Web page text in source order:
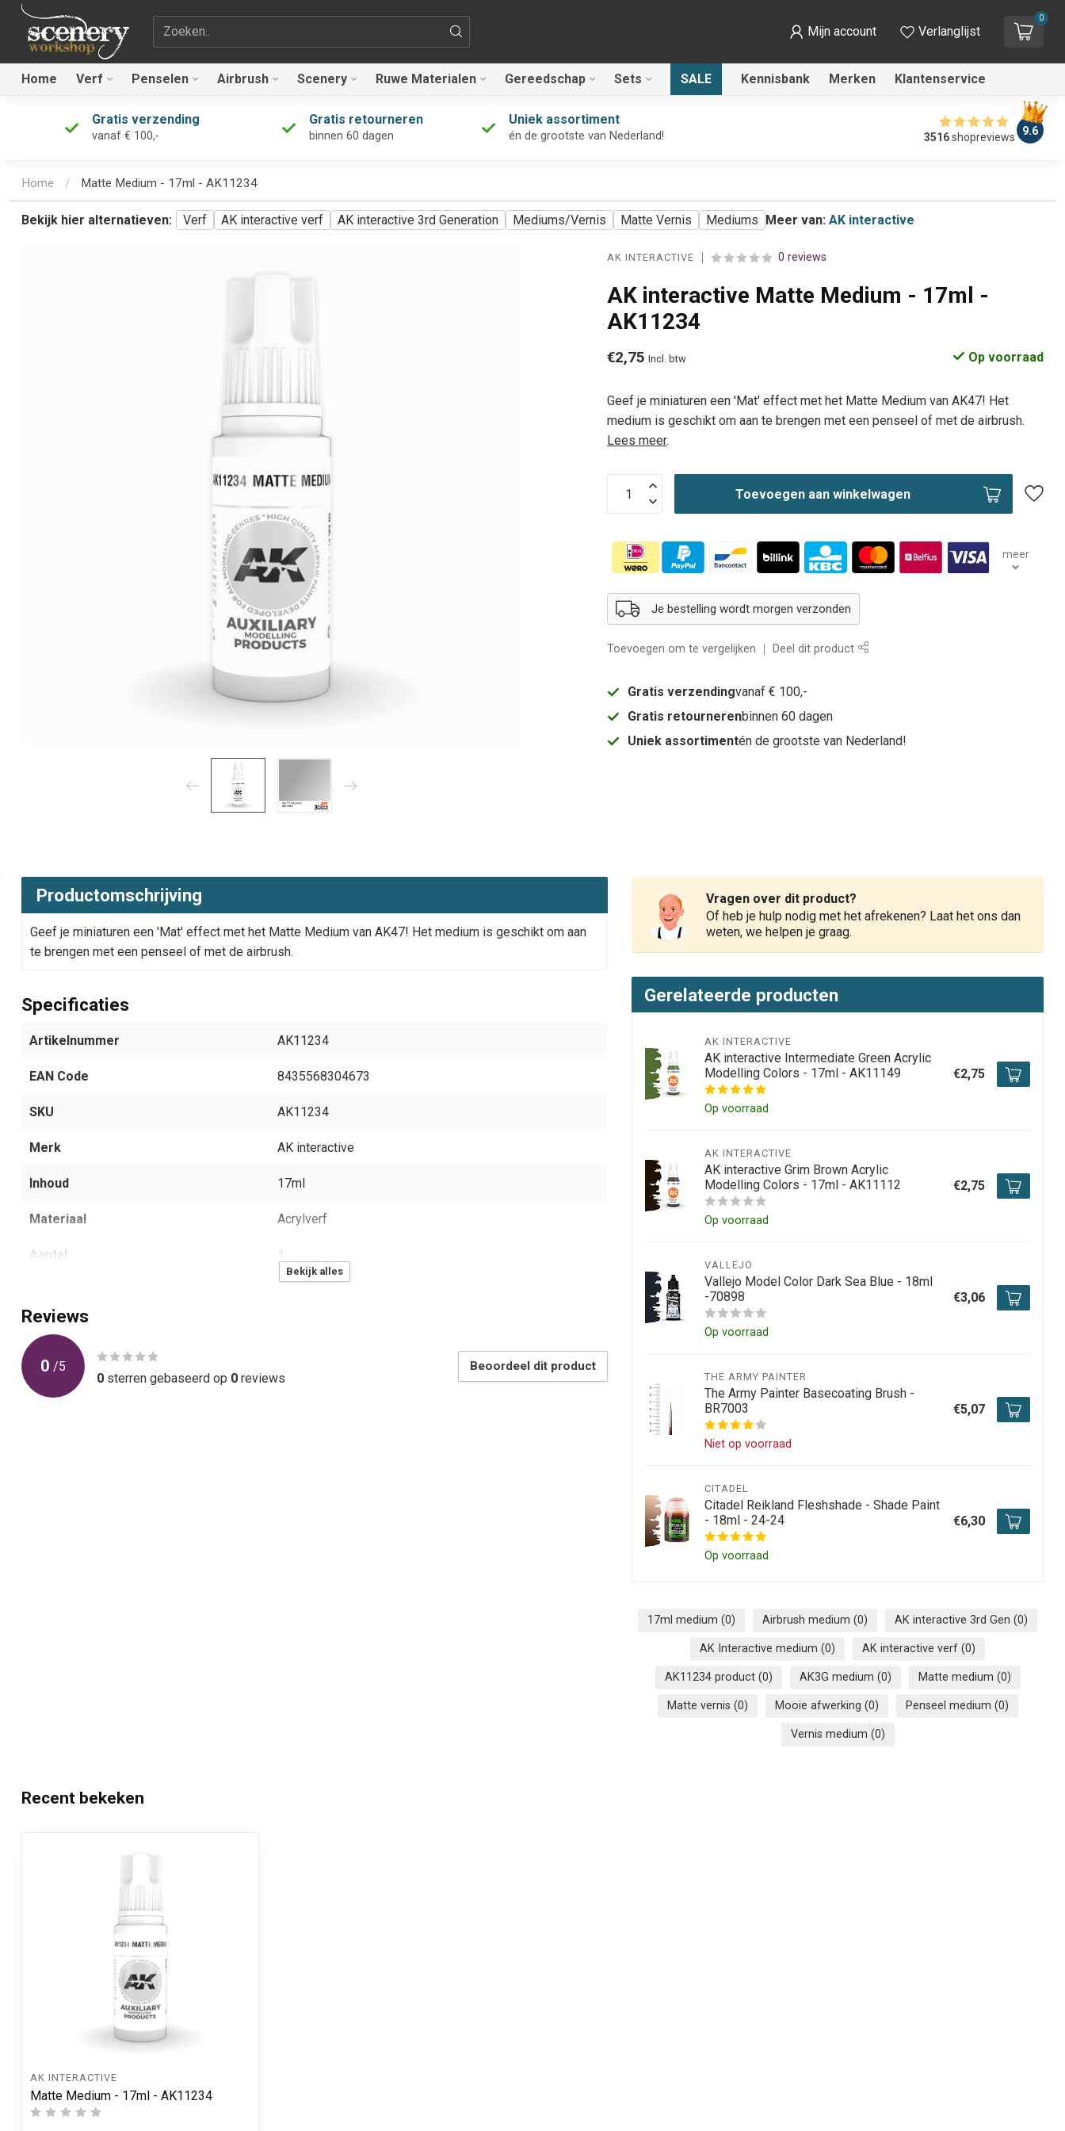
Zoekterm Mijn account Verlanglijst
0
Home Verf Penselen Airbrush Scenery Ruwe Materialen Gereedschap Sets SALE Kennisbank Merken Klantenservice
Gratis verzending
vanaf € 100,-
Gratis retourneren
binnen 60 dagen
Uniek assortiment
én de grootste van Nederland! 3516shopreviews 9.6
Home / Matte Medium - 17ml - AK11234
Bekijk hier alternatieven: Verf AK interactive verf AK interactive 3rd Generation Mediums/Vernis Matte Vernis Mediums Meer van: AK interactive
AK INTERACTIVE 0 reviews
AK interactive Matte Medium - 17ml -
AK11234
€2,75 Incl. btw Op voorraad
Geef je miniaturen een 'Mat' effect met het Matte Medium van AK47! Het
medium is geschikt om aan te brengen met een penseel of met de airbrush.
Lees meer.
Toevoegen aan winkelwagen
meer
Je bestelling wordt morgen verzonden
Toevoegen om te vergelijken Deel dit product
Gratis verzendingvanaf € 100,-
Gratis retournerenbinnen 60 dagen
Uniek assortimentén de grootste van Nederland!
Productomschrijving
Geef je miniaturen een 'Mat' effect met het Matte Medium van AK47! Het medium is geschikt om aan
te brengen met een penseel of met de airbrush.
Specificaties
Artikelnummer AK11234
EAN Code 8435568304673
SKU AK11234
Merk AK interactive
Inhoud 17ml
Materiaal Acrylverf
Aantal 1
Bekijk alles
Reviews
0 /5
0 sterren gebaseerd op 0 reviews
Beoordeel dit product
Vragen over dit product?
Of heb je hulp nodig met het afrekenen? Laat het ons dan
weten, we helpen je graag.
Gerelateerde producten
AK INTERACTIVE
AK interactive Intermediate Green Acrylic
Modelling Colors - 17ml - AK11149
Op voorraad
€2,75
AK INTERACTIVE
AK interactive Grim Brown Acrylic
Modelling Colors - 17ml - AK11112
Op voorraad
€2,75
VALLEJO
Vallejo Model Color Dark Sea Blue - 18ml
-70898
Op voorraad
€3,06
THE ARMY PAINTER
The Army Painter Basecoating Brush -
BR7003
Niet op voorraad
€5,07
CITADEL
Citadel Reikland Fleshshade - Shade Paint
- 18ml - 24-24
Op voorraad
€6,30
17ml medium (0) Airbrush medium (0) AK interactive 3rd Gen (0)
AK Interactive medium (0) AK interactive verf (0)
AK11234 product (0) AK3G medium (0) Matte medium (0)
Matte vernis (0) Mooie afwerking (0) Penseel medium (0)
Vernis medium (0)
Recent bekeken
AK INTERACTIVE
Matte Medium - 17ml - AK11234